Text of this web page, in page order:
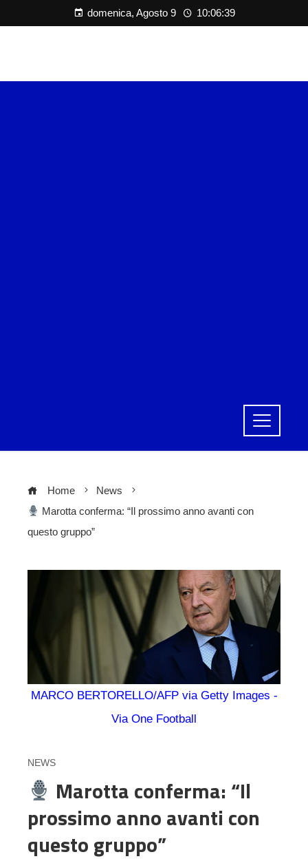
domenica, Agosto 9 10:06:40
Home
News
Marotta conferma: “Il prossimo anno avanti con
questo gruppo”
MARCO BERTORELLO/AFP via Getty Images -
Via One Football
NEWS
Marotta conferma: “Il
prossimo anno avanti con
questo gruppo”